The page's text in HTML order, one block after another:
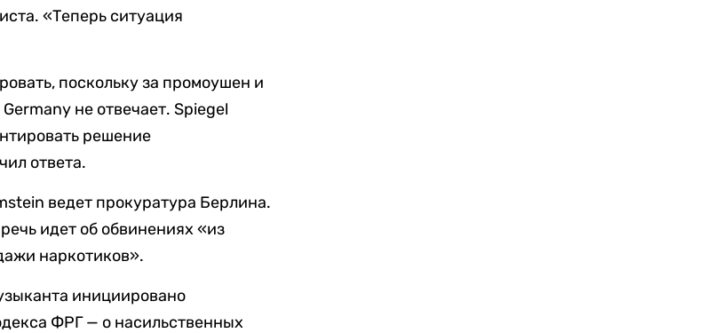
«Теперь ситуация
поскольку за промоушен и
не отвечает. Spiegel
решение
ответа.
ведет прокуратура Берлина.
речь идет об обвинениях «из
наркотиков».
инициировано
ФРГ — о насильственных